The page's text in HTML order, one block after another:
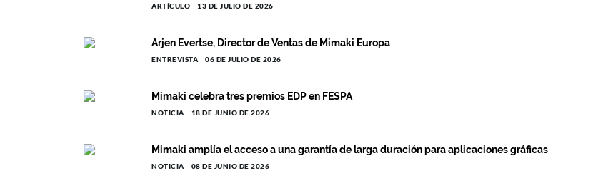
ARTÍCULO 13 DE JULIO DE 2026
Arjen Evertse, Director de Ventas de Mimaki Europa
ENTREVISTA 06 DE JULIO DE 2026
Mimaki celebra tres premios EDP en FESPA
NOTICIA 18 DE JUNIO DE 2026
Mimaki amplía el acceso a una garantía de larga duración para aplicaciones gráficas
NOTICIA 08 DE JUNIO DE 2026